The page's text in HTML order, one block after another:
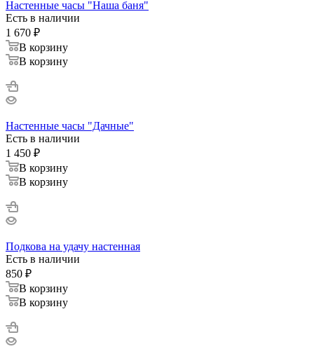
Настенные часы "Наша баня"
Есть в наличии
1 670 ₽
В корзину
В корзину
Настенные часы "Дачные"
Есть в наличии
1 450 ₽
В корзину
В корзину
Подкова на удачу настенная
Есть в наличии
850 ₽
В корзину
В корзину